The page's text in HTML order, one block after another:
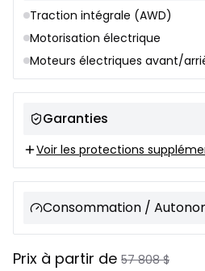
Traction intégrale (AWD)
Motorisation électrique
Moteurs électriques avant/
Garanties
Voir les protections
Consommation /
Prix à partir de 57 808$